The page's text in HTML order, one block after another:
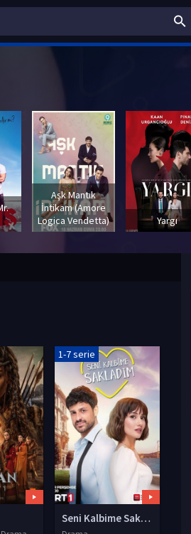
1-7 serie
Seni Kalbime Sakladım
Aşk Mantık
İntikam (Amore
Logica Vendetta)
Yargı